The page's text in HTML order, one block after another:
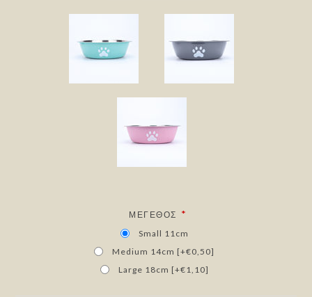
ΜΈΓΕΘΟΣ *
Small 11cm
Medium 14cm [+€0,50]
Large 18cm [+€1,10]